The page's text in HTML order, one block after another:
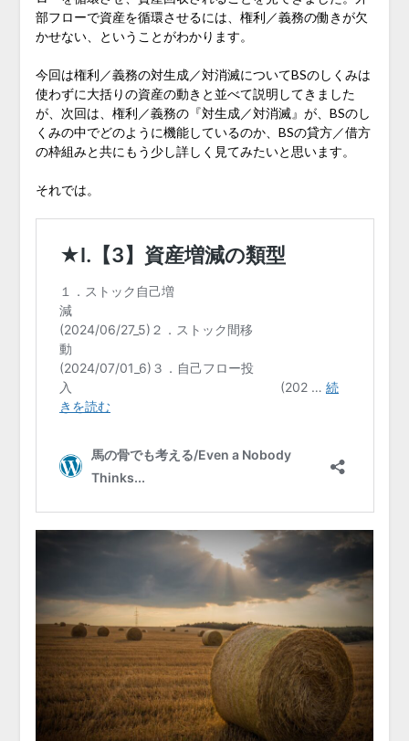
部フローで資産を循環させるには、権利／義務の働きが欠
かせない、ということがわかります。
今回は権利／義務の対生成／対消滅についてBSのしくみは
使わずに大括りの資産の動きと並べて説明してきました
が、次回は、権利／義務の『対生成／対消滅』が、BSのし
くみの中でどのように機能しているのか、BSの貸方／借方
の枠組みと共にもう少し詳しく見てみたいと思います。
それでは。